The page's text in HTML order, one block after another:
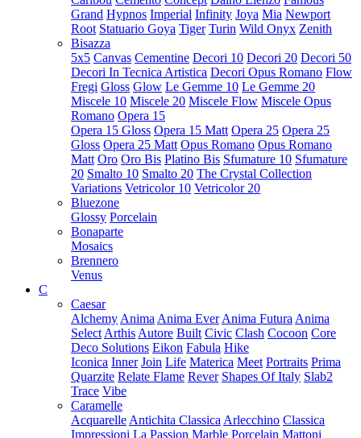
Grand Hypnos Imperial Infinity Joya Mia Newport
Root Statuario Goya Tiger Turin Wild Onyx Zenith
Bisazza
5x5 Canvas Cementine Decori 10 Decori 20 Decori 50
Decori In Tecnica Artistica Decori Opus Romano Flow
Fregi Gloss Glow Le Gemme 10 Le Gemme 20
Miscele 10 Miscele 20 Miscele Flow Miscele Opus
Romano Opera 15
Opera 15 Gloss Opera 15 Matt Opera 25 Opera 25
Gloss Opera 25 Matt Opus Romano Opus Romano
Matt Oro Oro Bis Platino Bis Sfumature 10 Sfumature
20 Smalto 10 Smalto 20 The Crystal Collection
Variations Vetricolor 10 Vetricolor 20
Bluezone
Glossy Porcelain
Bonaparte
Mosaics
Brennero
Venus
C
Caesar
Alchemy Anima Anima Ever Anima Futura Anima
Select Arthis Autore Built Civic Clash Cocoon Core
Deco Solutions Eikon Fabula Hike
Iconica Inner Join Life Materica Meet Portraits Prima
Quarzite Relate Flame Rever Shapes Of Italy Slab2
Trace Vibe
Caramelle
Acquarelle Antichita Classica Arlecchino Classica
Impressioni La Passion Marble Porcelain Mattoni